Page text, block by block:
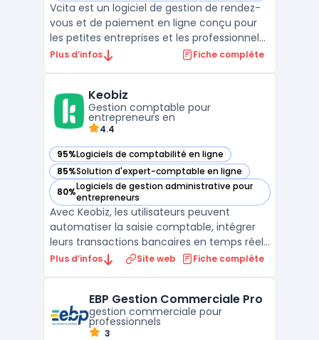
Vcita est un logiciel de gestion de rendez-
vous et de paiement en ligne conçu pour
les petites entreprises et les professionnels
indépendants. Il offre une gamme
avec leurs clients et à automatiser les
tâches admini ...
Plus d’infos Fiche complète
Keobiz
Gestion comptable pour
entrepreneurs en
4.4
95%Logiciels de comptabilité en ligne
— voir Keobiz dans cette catégorie
85%Solution d'expert-comptable en ligne
— voir Keobiz dans cette catégorie
80%Logiciels de gestion administrative pour
entrepreneurs
— voir Keobiz dans cette catégorie
Avec Keobiz, les utilisateurs peuvent
automatiser la saisie comptable, intégrer
leurs transactions bancaires en temps réel,
gérer la paie avec précision et suivre leur
performant, permettant de créer et
envoyer des de ...
Plus d’infos Site web Fiche complète
EBP Gestion Commerciale Pro
gestion commerciale pour
professionnels
3